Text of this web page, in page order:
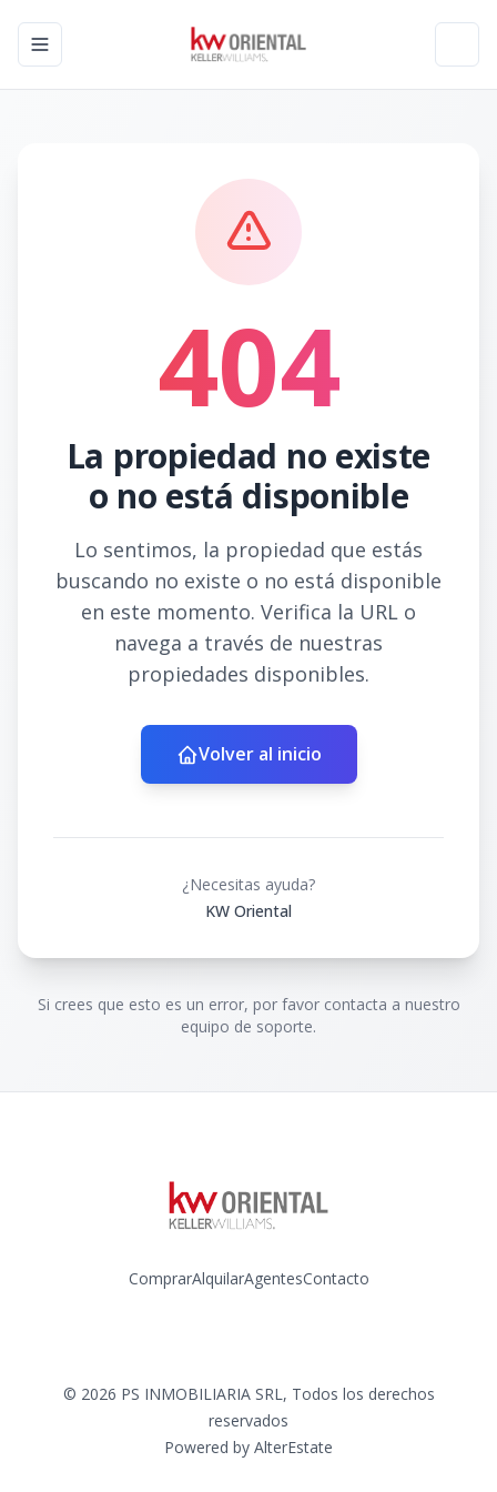
Toggle navigation menu
404
La propiedad no existe
o no está disponible
Lo sentimos, la propiedad que estás
buscando no existe o no está disponible
en este momento. Verifica la URL o
navega a través de nuestras
propiedades disponibles.
Volver al inicio
¿Necesitas ayuda?
KW Oriental
Si crees que esto es un error, por favor contacta a nuestro
equipo de soporte.
ComprarAlquilarAgentesContacto
© 2026 PS INMOBILIARIA SRL, Todos los derechos
reservados
Powered by AlterEstate